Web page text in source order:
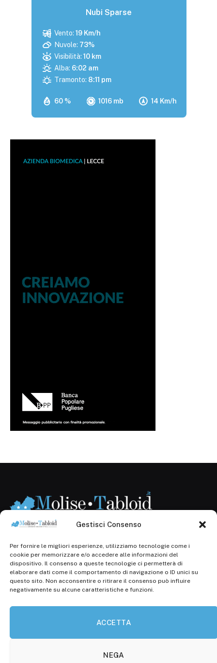
Gestisci Consenso
Per fornire le migliori esperienze, utilizziamo tecnologie come i
cookie per memorizzare e/o accedere alle informazioni del
dispositivo. Il consenso a queste tecnologie ci permetterà di
elaborare dati come il comportamento di navigazione o ID unici su
questo sito. Non acconsentire o ritirare il consenso può influire
negativamente su alcune caratteristiche e funzioni.
ACCETTA
NEGA
Nubi Sparse
60 % 1016 mb 14 Km/h
Vento: 19 Km/h
Nuvole: 73%
Visibilità: 10 km
Alba: 6:02 am
Tramonto: 8:11 pm
Registr. presso il Tribunale di Campobasso: 3/2013 del
14.11.2013, Cron. 1254
Roc: iscrizione n° 25549 (Prot. 1138/com/15 del
30.04.2015)
P.Iva: 01707150700